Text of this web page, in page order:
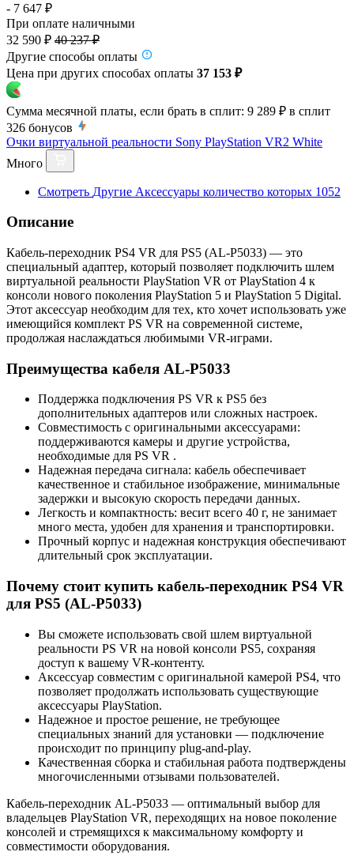
- 7 647 ₽
При оплате наличными
32 590 ₽ 40 237 ₽
Другие способы оплаты
Цена при других способах оплаты 37 153 ₽
Сумма месячной платы, если брать в сплит: 9 289 ₽ в сплит
326 бонусов
Очки виртуальной реальности Sony PlayStation VR2 White
Много
Смотреть Другие Аксессуары количество которых 1052
Описание
Кабель-переходник PS4 VR для PS5 (AL-P5033) — это
специальный адаптер, который позволяет подключить шлем
виртуальной реальности PlayStation VR от PlayStation 4 к
консоли нового поколения PlayStation 5 и PlayStation 5 Digital.
Этот аксессуар необходим для тех, кто хочет использовать уже
имеющийся комплект PS VR на современной системе,
продолжая наслаждаться любимыми VR-играми.
Преимущества кабеля AL-P5033
Поддержка подключения PS VR к PS5 без
дополнительных адаптеров или сложных настроек.
Совместимость с оригинальными аксессуарами:
поддерживаются камеры и другие устройства,
необходимые для PS VR .
Надежная передача сигнала: кабель обеспечивает
качественное и стабильное изображение, минимальные
задержки и высокую скорость передачи данных.
Легкость и компактность: весит всего 40 г, не занимает
много места, удобен для хранения и транспортировки.
Прочный корпус и надежная конструкция обеспечивают
длительный срок эксплуатации.
Почему стоит купить кабель-переходник PS4 VR
для PS5 (AL-P5033)
Вы сможете использовать свой шлем виртуальной
реальности PS VR на новой консоли PS5, сохраняя
доступ к вашему VR-контенту.
Аксессуар совместим с оригинальной камерой PS4, что
позволяет продолжать использовать существующие
аксессуары PlayStation.
Надежное и простое решение, не требующее
специальных знаний для установки — подключение
происходит по принципу plug-and-play.
Качественная сборка и стабильная работа подтверждены
многочисленными отзывами пользователей.
Кабель-переходник AL-P5033 — оптимальный выбор для
владельцев PlayStation VR, переходящих на новое поколение
консолей и стремящихся к максимальному комфорту и
совместимости оборудования.